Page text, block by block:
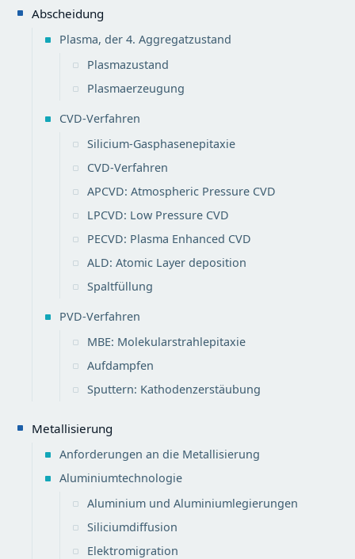
Abscheidung
Plasma, der 4. Aggregatzustand
Plasmazustand
Plasmaerzeugung
CVD-Verfahren
Silicium-Gasphasenepitaxie
CVD-Verfahren
APCVD: Atmospheric Pressure CVD
LPCVD: Low Pressure CVD
PECVD: Plasma Enhanced CVD
ALD: Atomic Layer deposition
Spaltfüllung
PVD-Verfahren
MBE: Molekularstrahlepitaxie
Aufdampfen
Sputtern: Kathodenzerstäubung
Metallisierung
Anforderungen an die Metallisierung
Aluminiumtechnologie
Aluminium und Aluminiumlegierungen
Siliciumdiffusion
Elektromigration